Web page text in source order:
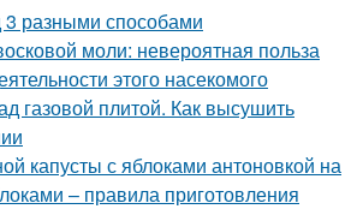
3 разными способами
моли: невероятная польза
этого насекомого
газовой плитой. Как высушить
капусты с яблоками антоновкой на
– правила приготовления